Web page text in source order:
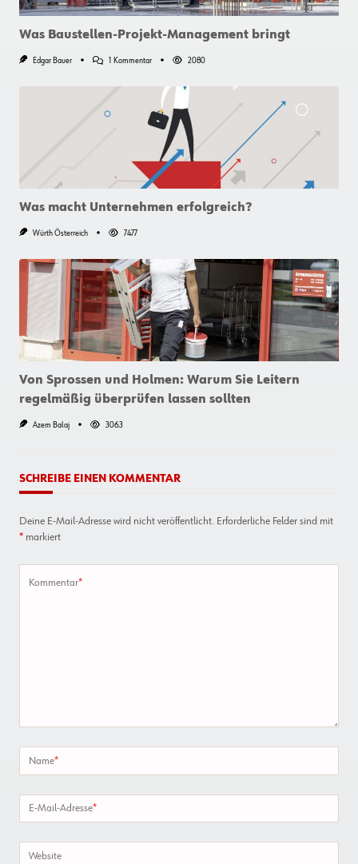
Was Baustellen-Projekt-Management bringt
Edgar Bauer 1 KommentarZu
Projekt-
Management
Bringt
2080
Was macht Unternehmen erfolgreich?
Würth Österreich 7477
Von Sprossen und Holmen: Warum Sie Leitern
regelmäßig überprüfen lassen sollten
Azem Balaj 3063
SCHREIBE EINEN KOMMENTAR
Deine E-Mail-Adresse wird nicht veröffentlicht. Erforderliche Felder sind mit
* markiert
Kommentar*
Name*
E-Mail-Adresse*
Website